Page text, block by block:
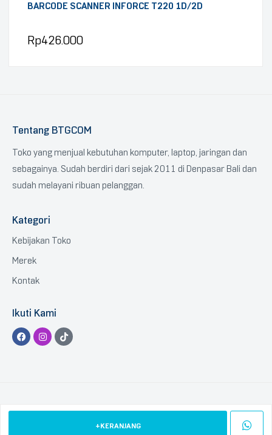
+KERANJANG
BARCODE SCANNER INFORCE T220 1D/2D
Rp426.000
Tentang BTGCOM
Toko yang menjual kebutuhan komputer, laptop, jaringan dan
sebagainya. Sudah berdiri dari sejak 2011 di Denpasar Bali dan
sudah melayani ribuan pelanggan.
Kategori
Kebijakan Toko
Merek
Kontak
Ikuti Kami